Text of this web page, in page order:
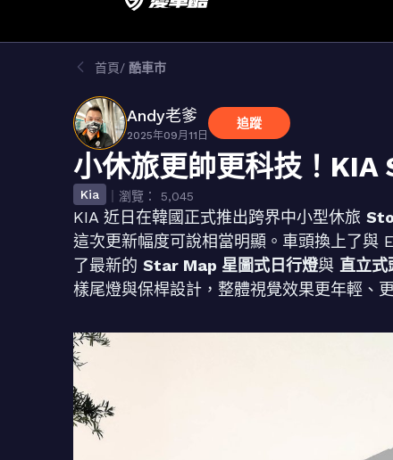
首頁 酷車市
Andy老爹
2025年09月11日
追蹤
小休旅更帥更科技！
Kia ｜瀏覽： 5,045
KIA 近日在韓國正式推出跨界中小型休旅
這次更新幅度可說相當明顯。車頭換上了與
了最新的 Star Map 星圖式日行燈與 直立式
樣尾燈與保桿設計，整體視覺效果更年輕、